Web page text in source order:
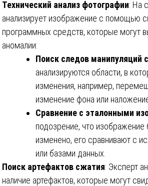
Технический анализ фотографии: На
анализирует изображение с помощью
программных средств, которые могут
аномалии:
Поиск следов манипуляций
анализируются области, в
изменения, например,
изменение фона или
Сравнение с эталонными
подозрение, что изображение
изменено, его сравнивают с
или базами данных.
Поиск артефактов сжатия: Эксперт
наличие артефактов, которые могут